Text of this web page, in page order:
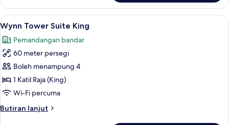
Tower
Suite
Salon
Lihat
semua
foto
untuk
Wynn
Tower
Suite
Peralatan tempat tidur premium,
4
Wynn Tower Suite King
Pemandangan bandar
60 meter persegi
Boleh menampung 4
1 Katil Raja (King)
Wi-Fi percuma
Butiran lanjut
Butiran